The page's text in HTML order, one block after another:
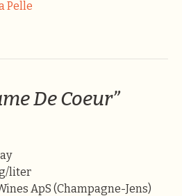
De Coeur”
g/liter
ApS (Champagne-Jens)